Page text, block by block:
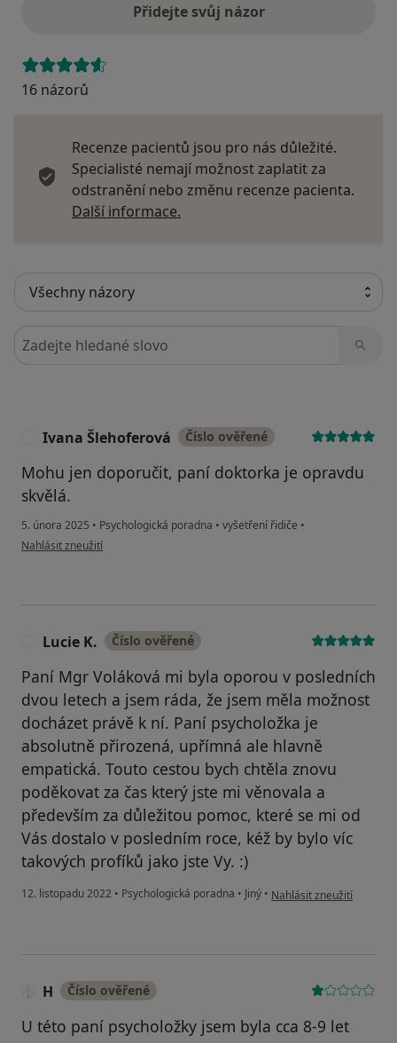
Přidejte svůj názor
16 názorů
Recenze pacientů jsou pro nás důležité.
Specialisté nemají možnost zaplatit za
odstranění nebo změnu recenze pacienta.
Další informace.
Hledejte v názorech
Ivana Šlehoferová Číslo ověřené
Mohu jen doporučit, paní doktorka je opravdu
skvělá.
5. února 2025 • Psychologická poradna • vyšetření řidiče •
podle názoru uživatele Ivana Šlehoferová
Nahlásit zneužití
Lucie K. Číslo ověřené
Paní Mgr Voláková mi byla oporou v posledních
dvou letech a jsem ráda, že jsem měla možnost
docházet právě k ní. Paní psycholožka je
absolutně přirozená, upřímná ale hlavně
empatická. Touto cestou bych chtěla znovu
poděkovat za čas který jste mi věnovala a
především za důležitou pomoc, které se mi od
Vás dostalo v posledním roce, kéž by bylo víc
takových profíků jako jste Vy. :)
12. listopadu 2022 • Psychologická poradna • Jiný • podle názoru uživatele
Nahlásit zneužití
H Číslo ověřené
U této paní psycholožky jsem byla cca 8-9 let